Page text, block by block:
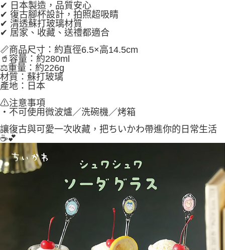
✔ 日本製造，品質安心
✔ 復古腳杯設計，拍照超吸睛
✔ 清透蘇打玻璃材質
✔ 居家、收藏、送禮都適合
📏商品尺寸：約直徑6.5×高14.5cm
🥤容量：約280ml
⚖重量：約226g
材質：蘇打玻璃
產地：日本
⚠注意事項
・不可使用微波爐／洗碗機／烤箱
讓復古與可愛一次收藏，把ちいかわ帶進你的日常生活
☕💕